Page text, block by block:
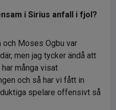
i Sirius anfall i fjol?
och Moses Ogbu var
men jag tycker ändå att
många visat
och så har vi fått in
duktiga spelare offensivt så